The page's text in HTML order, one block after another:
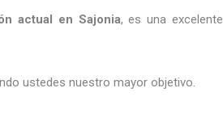
actual en Sajonia, es una excelente
ustedes nuestro mayor objetivo.